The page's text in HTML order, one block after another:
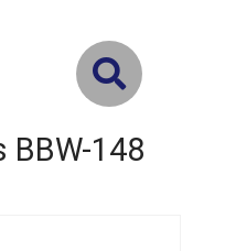
BBW-148